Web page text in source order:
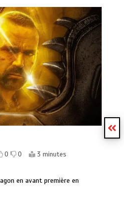
0 0
3 minutes
en avant première en